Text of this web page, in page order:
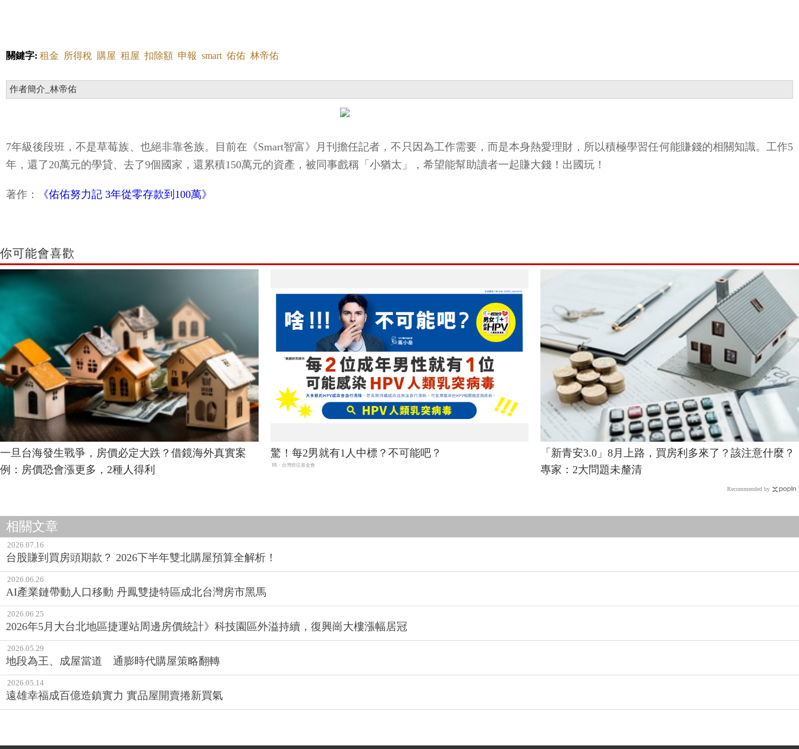
關鍵字: 租金 所得稅 購屋 租屋 扣除額 申報 smart 佑佑 林帝佑
作者簡介_林帝佑
7年級後段班，不是草莓族、也絕非靠爸族。目前在《Smart智富》月刊擔任記者，不只因為工作需要，而是本身熱愛理財，所以積極學習任何能賺錢的相關知識。工作5
年，還了20萬元的學貸、去了9個國家，還累積150萬元的資產，被同事戲稱「小猶太」，希望能幫助讀者一起賺大錢！出國玩！
著作： 《佑佑努力記 3年從零存款到100萬》
你可能會喜歡
一旦台海發生戰爭，房價必定大跌？借鏡海外真實案
例：房價恐會漲更多，2種人得利
驚！每2男就有1人中標？不可能吧？
PR・台灣癌症基金會
「新青安3.0」8月上路，買房利多來了？該注意什麼？
專家：2大問題未釐清
Recommended by
相關文章
2026.07.16
台股賺到買房頭期款？ 2026下半年雙北購屋預算全解析！
2026.06.26
AI產業鏈帶動人口移動 丹鳳雙捷特區成北台灣房市黑馬
2026.06.25
2026年5月大台北地區捷運站周邊房價統計》科技園區外溢持續，復興崗大樓漲幅居冠
2026.05.29
地段為王、成屋當道 通膨時代購屋策略翻轉
2026.05.14
遠雄幸福成百億造鎮實力 實品屋開賣捲新買氣